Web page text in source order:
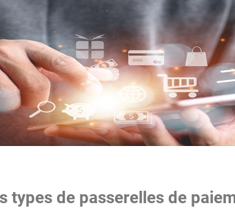
types de passerelles de